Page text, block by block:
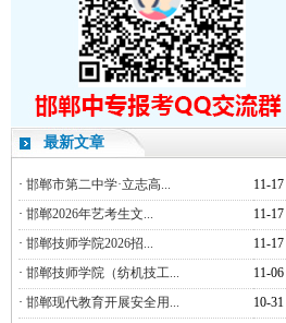
最新文章
· 邯郸市第二中学·立志高...
11-17
· 邯郸2026年艺考生文...
11-17
· 邯郸技师学院2026招...
11-17
· 邯郸技师学院（纺机技工...
11-06
· 邯郸现代教育开展安全用...
10-31